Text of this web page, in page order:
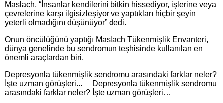
Maslach, “İnsanlar kendilerini bitkin hissediyor, işlerine veya
çevrelerine karşı ilgisizleşiyor ve yaptıkları hiçbir şeyin
yeterli olmadığını düşünüyor” dedi.
Onun öncülüğünü yaptığı Maslach Tükenmişlik Envanteri,
dünya genelinde bu sendromun teşhisinde kullanılan en
önemli araçlardan biri.
Depresyonla tükenmişlik sendromu arasındaki farklar neler?
İşte uzman görüşleri... Depresyonla tükenmişlik sendromu
arasındaki farklar neler? İşte uzman görüşleri…